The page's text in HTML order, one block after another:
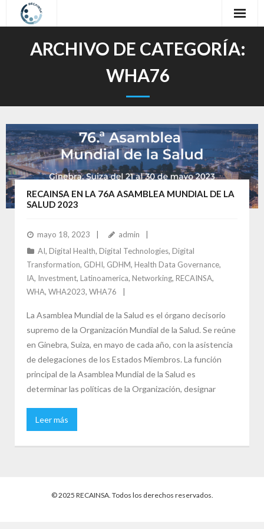
Contacto
Idioma / Language
ARCHIVO DE CATEGORÍA:
WHA76
RECAINSA EN LA 76A ASAMBLEA MUNDIAL DE LA
SALUD 2023
mayo 18, 2023
admin
AI, Digital Health, Digital Technologies, Digital
Transformation, GDHI, GDHM, Health Data Governance,
IA, Investment, Latinoamerica, Networking, RECAINSA,
WHA, WHA2023, WHA76
La Asamblea Mundial de la Salud es el órgano decisorio
supremo de la Organización Mundial de la Salud. Se reúne
en Ginebra, Suiza, en mayo de cada año, con la asistencia
de delegaciones de los Estados Miembros. La función
principal de la Asamblea Mundial de la Salud es
determinar las políticas de la Organización, designar
Leer más
© 2025 RECAINSA. Todos los derechos reservados.